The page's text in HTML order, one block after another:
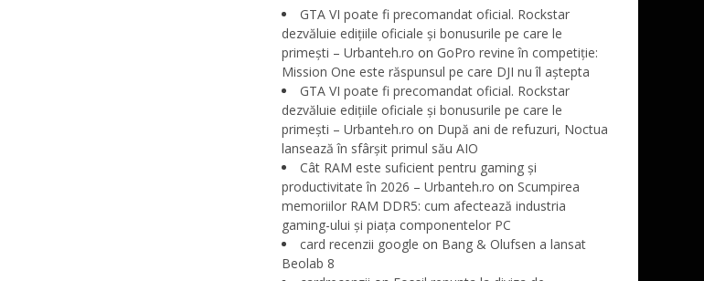
GTA VI poate fi precomandat oficial. Rockstar
dezvăluie edițiile oficiale și bonusurile pe care le
primești – Urbanteh.ro on GoPro revine în competiție:
Mission One este răspunsul pe care DJI nu îl aștepta
GTA VI poate fi precomandat oficial. Rockstar
dezvăluie edițiile oficiale și bonusurile pe care le
primești – Urbanteh.ro on După ani de refuzuri, Noctua
lansează în sfârșit primul său AIO
Cât RAM este suficient pentru gaming și
productivitate în 2026 – Urbanteh.ro on Scumpirea
memoriilor RAM DDR5: cum afectează industria
gaming-ului și piața componentelor PC
card recenzii google on Bang & Olufsen a lansat
Beolab 8